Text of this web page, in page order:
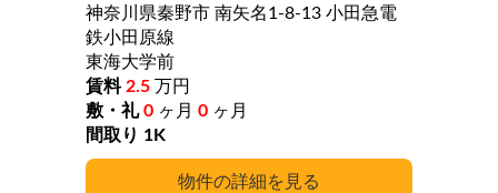
詳細
神奈川県秦野市 南矢名1-8-13 小田急電
鉄小田原線
東海大学前
2.5 万円
0 ヶ月 0 ヶ月
1K